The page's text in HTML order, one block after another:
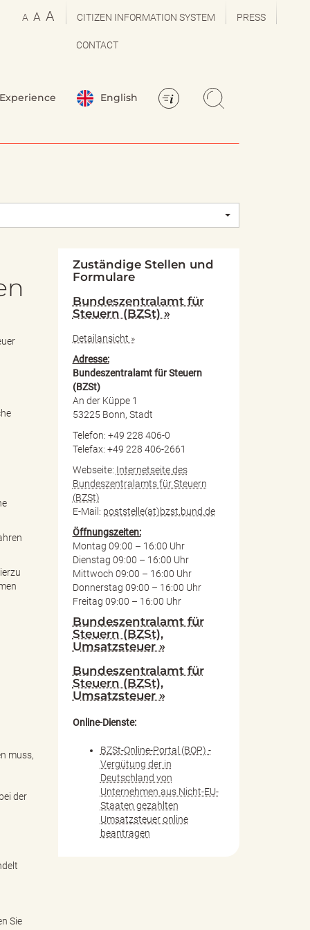
A A A CITIZEN INFORMATION SYSTEM PRESS
CONTACT
English
muss,
der
Sie
Zuständige Stellen und
Formulare
Bundeszentralamt für
Steuern (BZSt) »
Detailansicht »
Adresse:
Bundeszentralamt für Steuern
(BZSt)
An der Küppe 1
53225 Bonn, Stadt
Telefon: +49 228 406-0
Telefax: +49 228 406-2661
Webseite: Internetseite des
Bundeszentralamts für Steuern
(BZSt)
E-Mail: poststelle(at)bzst.bund.de
Öffnungszeiten:
Montag 09:00 – 16:00 Uhr
Dienstag 09:00 – 16:00 Uhr
Mittwoch 09:00 – 16:00 Uhr
Donnerstag 09:00 – 16:00 Uhr
Freitag 09:00 – 16:00 Uhr
Bundeszentralamt für
Steuern (BZSt),
Umsatzsteuer »
Bundeszentralamt für
Steuern (BZSt),
Umsatzsteuer »
Online-Dienste:
BZSt-Online-Portal (BOP) -
Vergütung der in
Deutschland von
Unternehmen aus Nicht-EU-
Staaten gezahlten
Umsatzsteuer online
beantragen